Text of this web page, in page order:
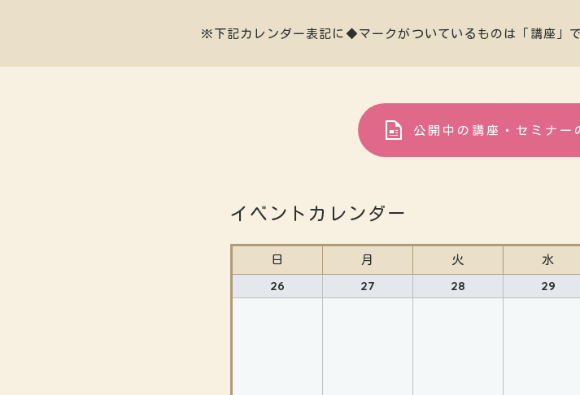
※下記カレンダー表記に◆マークがついているものは「講座」で
公開中の講座・セミナー
イベントカレンダー
日 月 火 水
26 27 28 29